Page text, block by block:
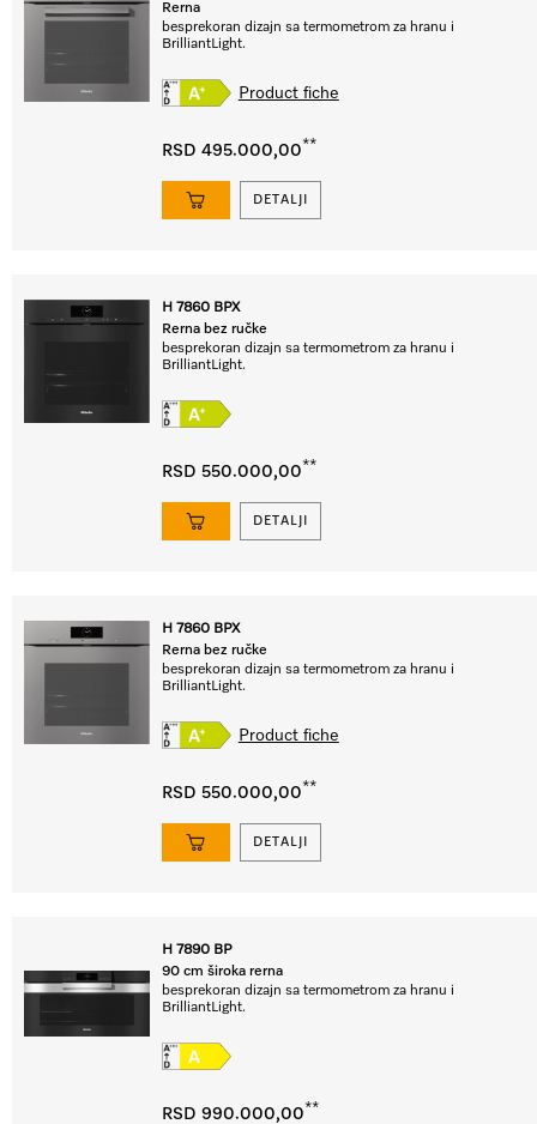
Rerna
besprekoran dizajn sa termometrom za hranu i
BrilliantLight.
Product fiche
RSD 495.000,00**
DETALJI
H 7860 BPX
Rerna bez ručke
besprekoran dizajn sa termometrom za hranu i
BrilliantLight.
RSD 550.000,00**
DETALJI
H 7860 BPX
Rerna bez ručke
besprekoran dizajn sa termometrom za hranu i
BrilliantLight.
Product fiche
RSD 550.000,00**
DETALJI
H 7890 BP
90 cm široka rerna
besprekoran dizajn sa termometrom za hranu i
BrilliantLight.
RSD 990.000,00**